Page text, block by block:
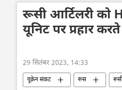
रूसी गैस
संयुक्त राष्ट्र
रूसी आर्टिलरी को
यूनिट पर प्रहार
29 सितंबर 2023, 14:33
यूक्रेन संकट रूस